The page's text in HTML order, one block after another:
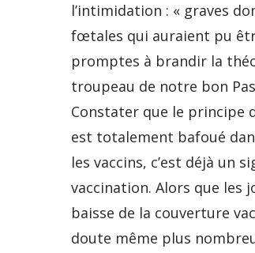
l’intimidation : « graves
fœtales qui auraient pu
promptes à brandir la
troupeau de notre bon
Constater que le principe
est totalement bafoué
les vaccins, c’est déjà un
vaccination. Alors que les
baisse de la couverture
doute même plus